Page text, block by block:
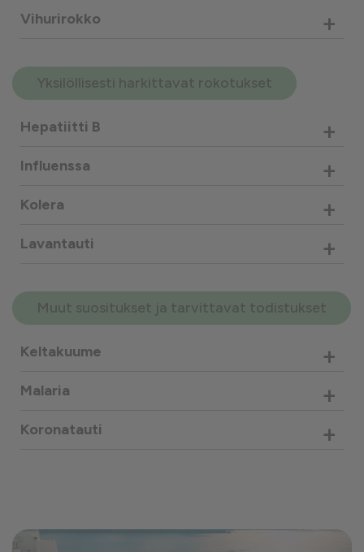
Vihurirokko +
Yksilöllisesti harkittavat rokotukset
Hepatiitti B +
Influenssa +
Kolera +
Lavantauti +
Muut suositukset ja tarvittavat todistukset
Keltakuume +
Malaria +
Koronatauti +